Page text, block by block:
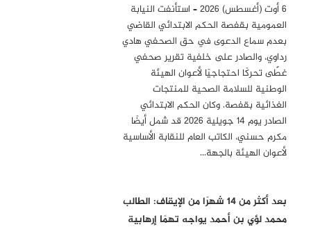
6 أوت (أغسطس) 2026 – استأنفت النيابة
العمومية بقفصة الحكم الابتدائي القاضي
بعدم سماع الدعوى في حق الصحفي هادي
رداوي، والصادر على خلفية تقرير صحفي
غطّى تحركًا احتجاجيًا لأعوان الهيئة
الوطنية للسلامة الصحية للمنتجات
الغذائية بقفصة. وكان الحكم الابتدائي
الصادر يوم 14 جويلية 2026 قد شمل أيضًا
مكرم حسني، الكاتب العام للنقابة الأساسية
لأعوان الهيئة بالجهة…
بعد أكثر من 14 شهرًا من الإيقاف: الطالب
محمد لؤي بن أحمد يواجه تهمًا إرهابية